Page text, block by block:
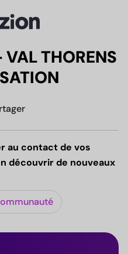
VAL THORENS
au contact de vos
découvrir de nouveaux